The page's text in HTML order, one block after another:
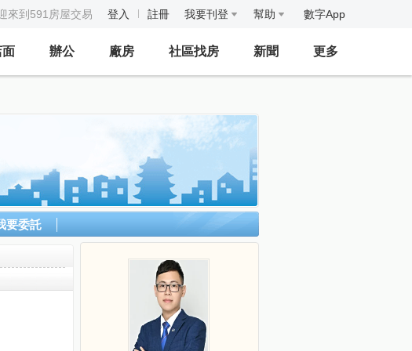
來到591房屋交易 登入 註冊 我要刊登 幫助 數字App
面 辦公 廠房 社區找房 新聞 更多
要委託